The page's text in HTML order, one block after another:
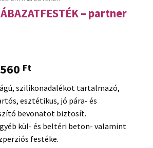
– partner
Ft
szilikonadalékot tartalmazó,
esztétikus, jó pára- és
bevonatot biztosít.
kül- és beltéri beton- valamint
festéke.